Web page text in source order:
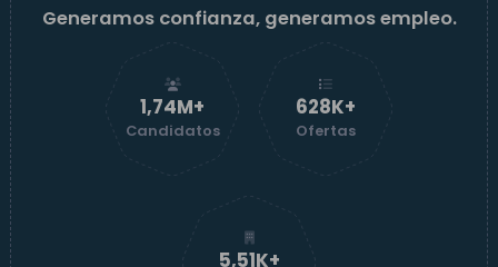
Generamos confianza, generamos empleo.
1,74M+
Candidatos
629K+
Ofertas
5,52K+